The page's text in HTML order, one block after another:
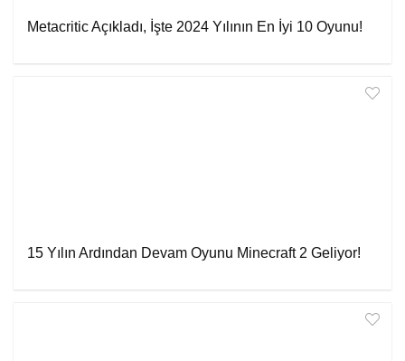
Metacritic Açıkladı, İşte 2024 Yılının En İyi 10 Oyunu!
15 Yılın Ardından Devam Oyunu Minecraft 2 Geliyor!